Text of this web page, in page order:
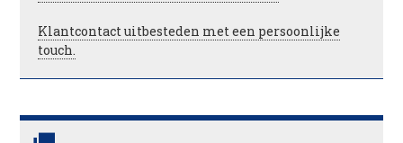
Klantcontact uitbesteden met een persoonlijke
touch.